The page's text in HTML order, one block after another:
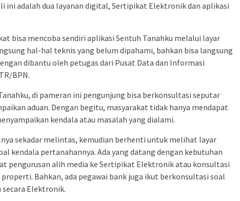
ini adalah dua layanan digital, Sertipikat Elektronik dan aplikasi
bisa mencoba sendiri aplikasi Sentuh Tanahku melalui layar
hal-hal teknis yang belum dipahami, bahkan bisa langsung
dibantu oleh petugas dari Pusat Data dan Informasi
BPN.
di pameran ini pengunjung bisa berkonsultasi seputar
aduan. Dengan begitu, masyarakat tidak hanya mendapat
kendala atau masalah yang dialami.
sekadar melintas, kemudian berhenti untuk melihat layar
kendala pertanahannya. Ada yang datang dengan kebutuhan
pengurusan alih media ke Sertipikat Elektronik atau konsultasi
Bahkan, ada pegawai bank juga ikut berkonsultasi soal
secara Elektronik.